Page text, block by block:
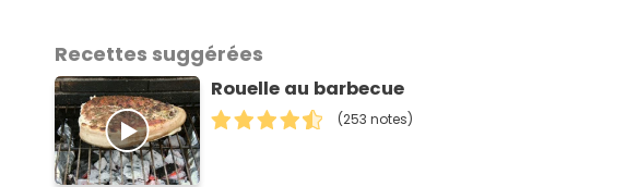
Recettes suggérées
Rouelle au barbecue
(253 notes)